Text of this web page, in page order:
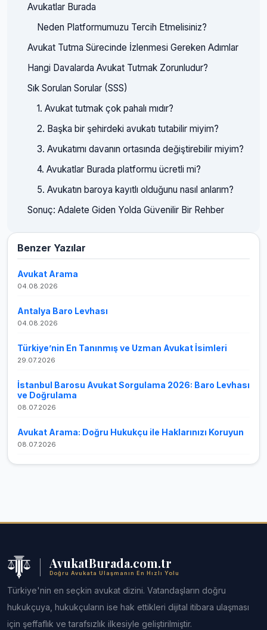
Avukatlar Burada
Neden Platformumuzu Tercih Etmelisiniz?
Avukat Tutma Sürecinde İzlenmesi Gereken Adımlar
Hangi Davalarda Avukat Tutmak Zorunludur?
Sık Sorulan Sorular (SSS)
1. Avukat tutmak çok pahalı mıdır?
2. Başka bir şehirdeki avukatı tutabilir miyim?
3. Avukatımı davanın ortasında değiştirebilir miyim?
4. Avukatlar Burada platformu ücretli mi?
5. Avukatın baroya kayıtlı olduğunu nasıl anlarım?
Sonuç: Adalete Giden Yolda Güvenilir Bir Rehber
Benzer Yazılar
Avukat Arama
04.08.2026
Antalya Baro Levhası
04.08.2026
Türkiye’nin En Tanınmış ve Uzman Avukat İsimleri
29.07.2026
İstanbul Barosu Avukat Sorgulama 2026: Baro Levhası
ve Doğrulama
08.07.2026
Avukat Arama: Doğru Hukukçu ile Haklarınızı Koruyun
08.07.2026
AvukatBurada.com.tr
Doğru Avukata Ulaşmanın En Hızlı Yolu
Türkiye'nin en seçkin avukat dizini. Vatandaşların doğru
hukukçuya, hukukçuların ise hak ettikleri dijital itibara ulaşması
için şeffaflık ve tarafsızlık ilkesiyle geliştirilmiştir.